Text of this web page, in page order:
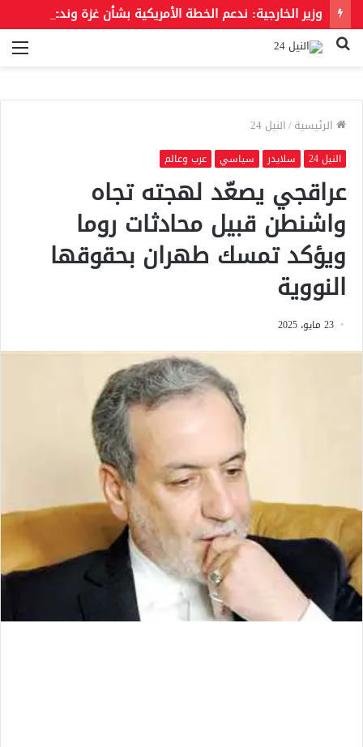
بحث
الرئيسية/النيل 24
النيل 24 سلايدر سياسي عرب وعالم
عراقجي يصعّد لهجته تجاه
واشنطن قبيل محادثات روما
ويؤكد تمسك طهران بحقوقها
النووية
23 مايو، 2025